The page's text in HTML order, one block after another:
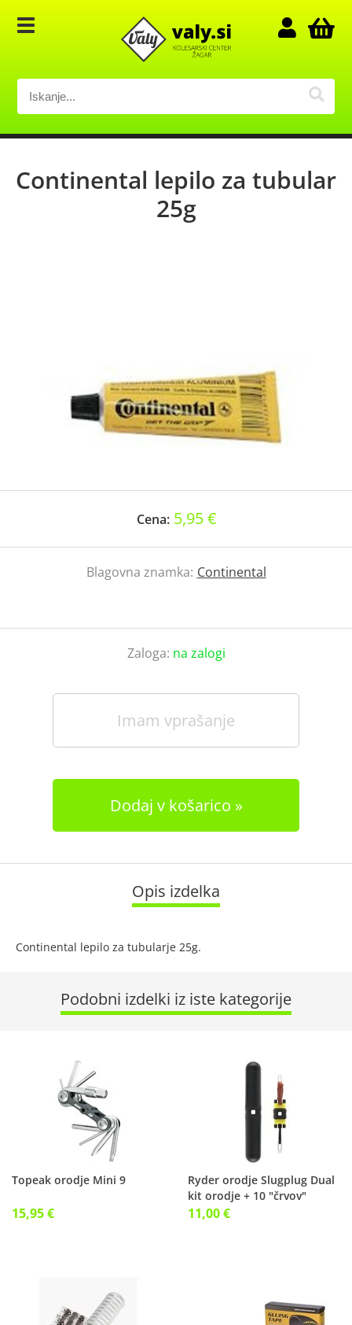
Continental lepilo za tubular
25g
Cena: 5,95 €
Blagovna znamka: Continental
Zaloga: na zalogi
Imam vprašanje
Dodaj v košarico
Opis izdelka
Continental lepilo za tubularje 25g.
Podobni izdelki iz iste kategorije
Topeak orodje Mini 9
15,95 €
Ryder orodje Slugplug Dual
kit orodje + 10 "črvov"
11,00 €